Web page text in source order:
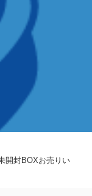
開封BOXお売りい